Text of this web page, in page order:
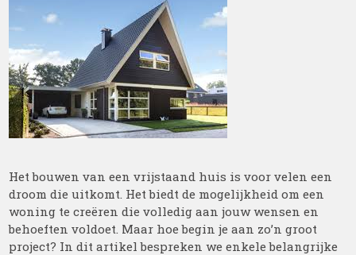
Het bouwen van een vrijstaand huis is voor velen een
droom die uitkomt. Het biedt de mogelijkheid om een
woning te creëren die volledig aan jouw wensen en
behoeften voldoet. Maar hoe begin je aan zo’n groot
project? In dit artikel bespreken we enkele belangrijke